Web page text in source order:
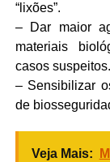
“lixões”.
– Dar maior
materiais
casos suspeitos.
– Sensibilizar
de
Veja Mais: